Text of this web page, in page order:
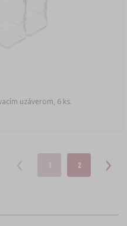
uzáverom, 6 ks.
1 2